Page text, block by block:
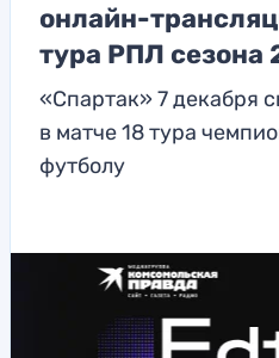
онлайн-
тура РПЛ
«Спартак» 7 декабря
в матче 18 тура
футболу